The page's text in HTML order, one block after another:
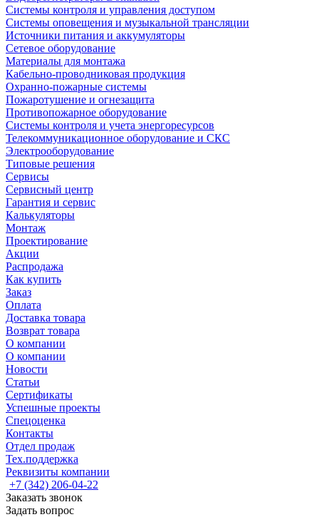
Системы контроля и управления доступом
Системы оповещения и музыкальной трансляции
Источники питания и аккумуляторы
Сетевое оборудование
Материалы для монтажа
Кабельно-проводниковая продукция
Охранно-пожарные системы
Пожаротушение и огнезащита
Противопожарное оборудование
Системы контроля и учета энергоресурсов
Телекоммуникационное оборудование и СКС
Электрооборудование
Типовые решения
Сервисы
Сервисный центр
Гарантия и сервис
Калькуляторы
Монтаж
Проектирование
Акции
Распродажа
Как купить
Заказ
Оплата
Доставка товара
Возврат товара
О компании
О компании
Новости
Статьи
Сертификаты
Успешные проекты
Спецоценка
Контакты
Отдел продаж
Тех.поддержка
Реквизиты компании
+7 (342) 206-04-22
Заказать звонок
Задать вопрос